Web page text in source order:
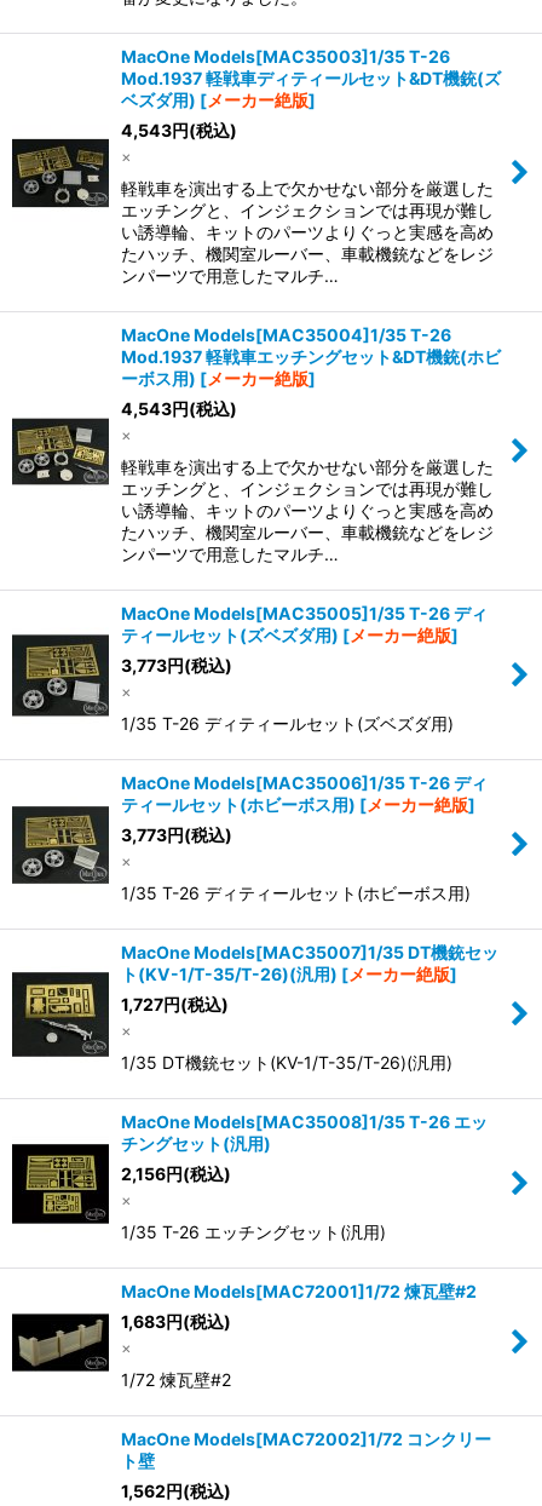
MacOne Models[MAC35003]1/35 T-26
Mod.1937 軽戦車ディティールセット&DT機銃(ズ
ベズダ用) [メーカー絶版]
4,543円(税込)
×
軽戦車を演出する上で欠かせない部分を厳選した
エッチングと、インジェクションでは再現が難し
い誘導輪、キットのパーツよりぐっと実感を高め
たハッチ、機関室ルーバー、車載機銃などをレジ
ンパーツで用意したマルチ…
MacOne Models[MAC35004]1/35 T-26
Mod.1937 軽戦車エッチングセット&DT機銃(ホビ
ーボス用) [メーカー絶版]
4,543円(税込)
×
軽戦車を演出する上で欠かせない部分を厳選した
エッチングと、インジェクションでは再現が難し
い誘導輪、キットのパーツよりぐっと実感を高め
たハッチ、機関室ルーバー、車載機銃などをレジ
ンパーツで用意したマルチ…
MacOne Models[MAC35005]1/35 T-26 ディ
ティールセット(ズベズダ用) [メーカー絶版]
3,773円(税込)
×
1/35 T-26 ディティールセット(ズベズダ用)
MacOne Models[MAC35006]1/35 T-26 ディ
ティールセット(ホビーボス用) [メーカー絶版]
3,773円(税込)
×
1/35 T-26 ディティールセット(ホビーボス用)
MacOne Models[MAC35007]1/35 DT機銃セッ
ト(KV-1/T-35/T-26)(汎用) [メーカー絶版]
1,727円(税込)
×
1/35 DT機銃セット(KV-1/T-35/T-26)(汎用)
MacOne Models[MAC35008]1/35 T-26 エッ
チングセット(汎用)
2,156円(税込)
×
1/35 T-26 エッチングセット(汎用)
MacOne Models[MAC72001]1/72 煉瓦壁#2
1,683円(税込)
×
1/72 煉瓦壁#2
MacOne Models[MAC72002]1/72 コンクリー
ト壁
1,562円(税込)